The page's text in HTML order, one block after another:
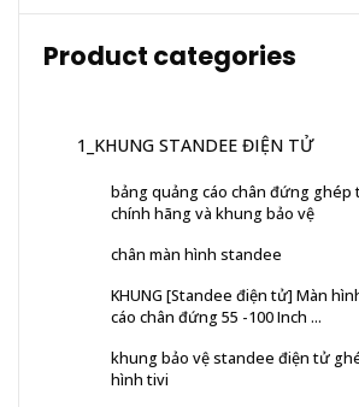
Product categories
1_KHUNG STANDEE ĐIỆN TỬ
bảng quảng cáo chân đứng ghép
chính hãng và khung bảo vệ
chân màn hình standee
KHUNG [Standee điện tử] Màn
cáo chân đứng 55 -100 Inch ...
khung bảo vệ standee điện tử
hình tivi